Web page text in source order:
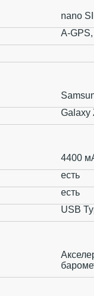
nano
A-
Galaxy
4400
есть
есть
USB